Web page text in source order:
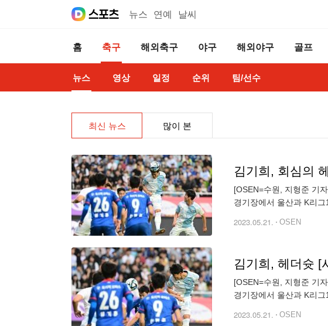
뉴스 연예 날씨
홈 축구 해외축구 야구 해외야구 골프
뉴스 영상 일정 순위 팀/선수
최신 뉴스 많이 본
김기희, 회심의
[OSEN=수원, 지형준 기
경기장에서 울산과 K리
2023.05.21. OSEN
김기희, 헤더슛 [
[OSEN=수원, 지형준 기
경기장에서 울산과 K리
2023.05.21. OSEN